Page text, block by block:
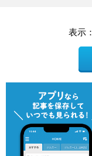
表示：